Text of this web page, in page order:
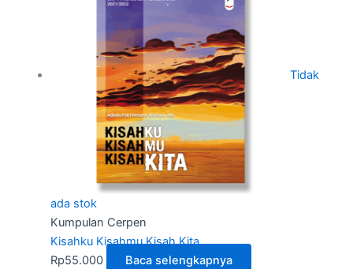
Tidak
ada stok
Kumpulan Cerpen
Kisahku Kisahmu Kisah Kita
Rp55.000 Baca selengkapnya